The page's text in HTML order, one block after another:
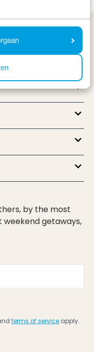
by the most
weekend getaways,
terms of service apply.